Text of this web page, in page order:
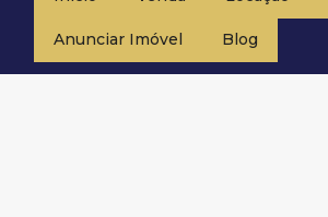
Anunciar Imóvel Blog